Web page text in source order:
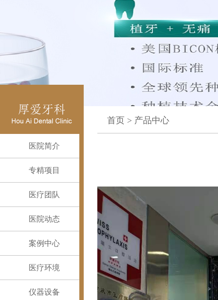
医院简介
专精项目
医疗团队
医院动态
案例中心
医疗环境
仪器设备
首页 > 产品中心